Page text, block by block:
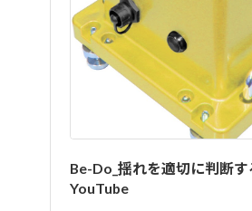
Be-Do_揺れを適切に判断す
YouTube